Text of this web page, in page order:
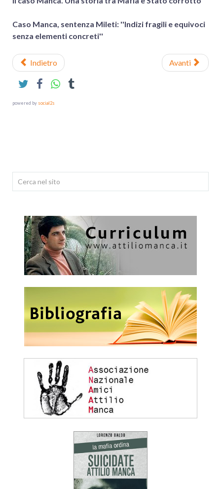
Caso Manca, sentenza Mileti: ''Indizi fragili e equivoci
senza elementi concreti''
Indietro Avanti
powered by social2s
Cerca...